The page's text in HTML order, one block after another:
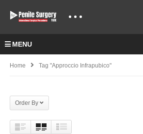
MENU
Home Tag "approccio Infrapubico"
Order By